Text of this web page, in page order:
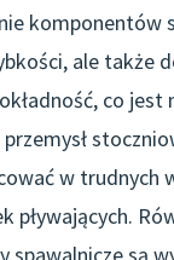
komponentów
ale także
co
w trudnych